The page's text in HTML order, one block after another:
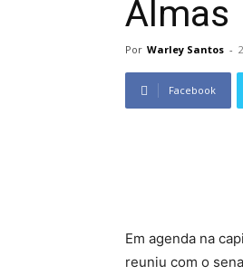
Almas
Por Warley Santos -
Facebook
Em agenda na
reuniu com o